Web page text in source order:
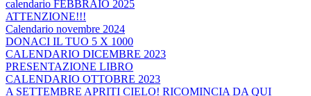
calendario FEBBRAIO 2025
ATTENZIONE!!!
Calendario novembre 2024
DONACI IL TUO 5 X 1000
CALENDARIO DICEMBRE 2023
PRESENTAZIONE LIBRO
CALENDARIO OTTOBRE 2023
A SETTEMBRE APRITI CIELO! RICOMINCIA DA QUI